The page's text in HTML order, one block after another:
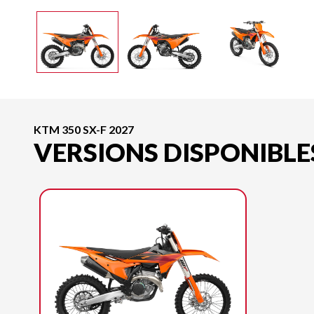
KTM 350 SX-F 2027
VERSIONS